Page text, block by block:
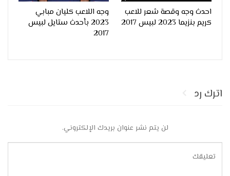
احدث وجه وقصة شعر للاعب
كريم بنزيما 2023 لبيس 2017
وجه اللاعب كليان مبابي
2023 بأحدث ستايل لبيس
2017
اترك رد
لن يتم نشر عنوان بريدك الإلكتروني.